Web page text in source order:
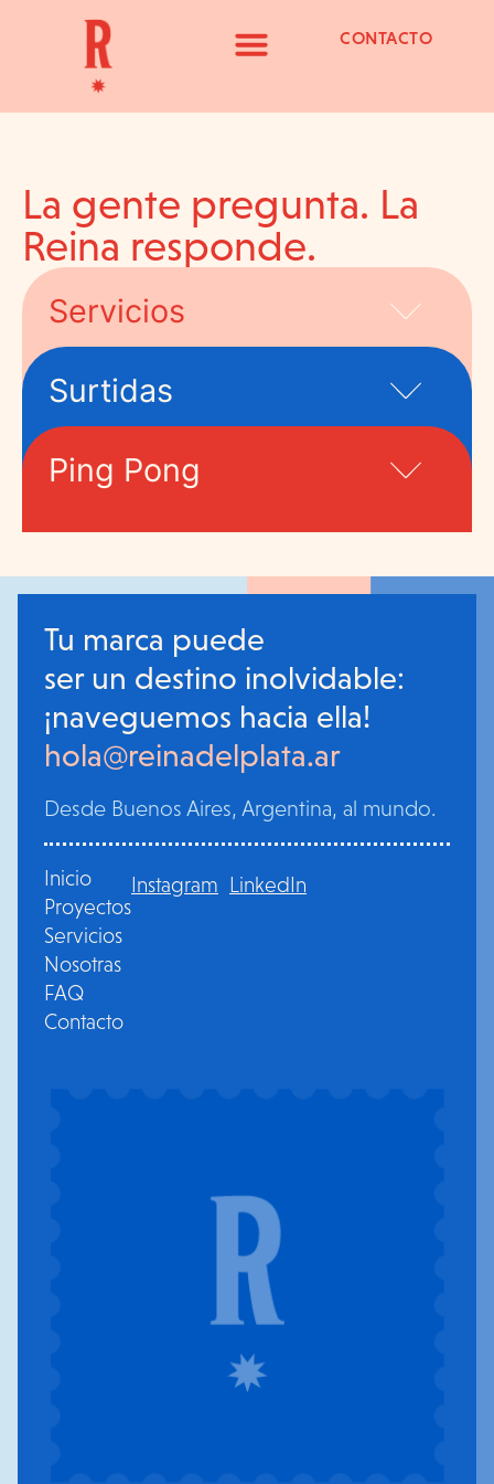
CONTACTO
La gente pregunta. La
Reina responde.
Servicios
Surtidas
Ping Pong
Tu marca puede
ser un destino inolvidable:
¡naveguemos hacia ella!
hola@reinadelplata.ar
Desde Buenos Aires, Argentina, al mundo.
Inicio
Proyectos
Servicios
Nosotras
FAQ
Contacto
Instagram LinkedIn